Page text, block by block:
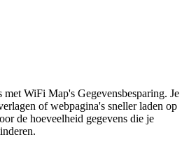
WiFi Map's Gegevensbesparing. Je
of webpagina's sneller laden op
de hoeveelheid gegevens die je